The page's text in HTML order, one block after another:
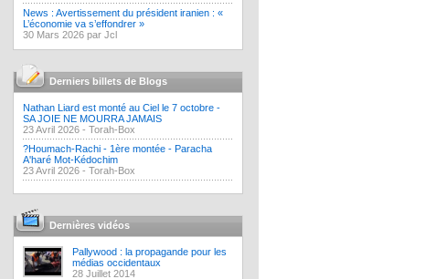
News : Avertissement du président iranien : «
L’économie va s’effondrer »
30 Mars 2026 par Jcl
Derniers billets de Blogs
Nathan Liard est monté au Ciel le 7 octobre -
SA JOIE NE MOURRA JAMAIS
23 Avril 2026 - Torah-Box
?Houmach-Rachi - 1ère montée - Paracha
A'haré Mot-Kédochim
23 Avril 2026 - Torah-Box
Dernières vidéos
Pallywood : la propagande pour les
médias occidentaux
28 Juillet 2014